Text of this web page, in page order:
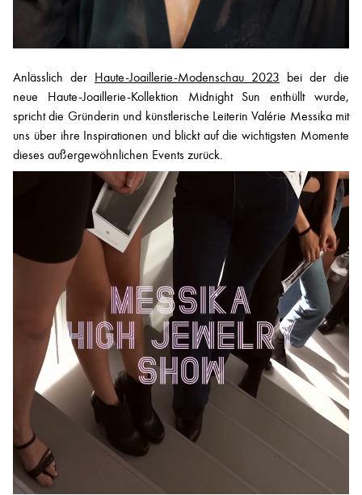
Anlässlich der Haute-Joaillerie-Modenschau 2023 bei der die
neue Haute-Joaillerie-Kollektion Midnight Sun enthüllt wurde,
spricht die Gründerin und künstlerische Leiterin Valérie Messika mit
uns über ihre Inspirationen und blickt auf die wichtigsten Momente
dieses außergewöhnlichen Events zurück.